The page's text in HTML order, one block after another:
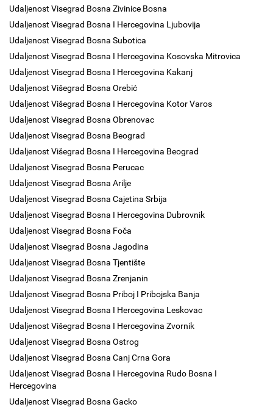
Udaljenost Visegrad Bosna Zivinice Bosna
Udaljenost Visegrad Bosna I Hercegovina Ljubovija
Udaljenost Visegrad Bosna Subotica
Udaljenost Visegrad Bosna I Hercegovina Kosovska Mitrovica
Udaljenost Visegrad Bosna I Hercegovina Kakanj
Udaljenost Višegrad Bosna Orebić
Udaljenost Višegrad Bosna I Hercegovina Kotor Varos
Udaljenost Visegrad Bosna Obrenovac
Udaljenost Visegrad Bosna Beograd
Udaljenost Višegrad Bosna I Hercegovina Beograd
Udaljenost Visegrad Bosna Perucac
Udaljenost Visegrad Bosna Arilje
Udaljenost Visegrad Bosna Cajetina Srbija
Udaljenost Visegrad Bosna I Hercegovina Dubrovnik
Udaljenost Visegrad Bosna Foča
Udaljenost Visegrad Bosna Jagodina
Udaljenost Visegrad Bosna Tjentište
Udaljenost Visegrad Bosna Zrenjanin
Udaljenost Visegrad Bosna Priboj I Pribojska Banja
Udaljenost Visegrad Bosna I Hercegovina Leskovac
Udaljenost Višegrad Bosna I Hercegovina Zvornik
Udaljenost Visegrad Bosna Ostrog
Udaljenost Visegrad Bosna Canj Crna Gora
Udaljenost Visegrad Bosna I Hercegovina Rudo Bosna I
Hercegovina
Udaljenost Visegrad Bosna Gacko